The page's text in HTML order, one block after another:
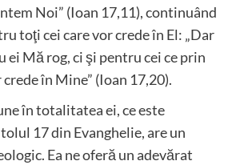
Noi” (Ioan 17,11), continuând
toţi cei care vor crede în El: „Dar
ei Mă rog, ci şi pentru cei ce prin
în Mine” (Ioan 17,20).
în totalitatea ei, ce este
17 din Evanghelie, are un
Ea ne oferă un adevărat